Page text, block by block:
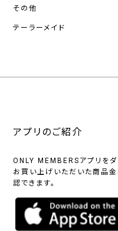
その他
テーラーメイド
アプリのご紹介
ONLY MEMBERSアプリをダ
お買い上げいただいた商品
認できます。